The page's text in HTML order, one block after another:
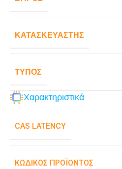
ΚΑΤΑΣΚΕΥΑΣΤΉΣ
ΤΎΠΟΣ
Χαρακτηριστικά
CAS LATENCY
ΚΩΔΙΚΌΣ ΠΡΟΪΌΝΤΟΣ